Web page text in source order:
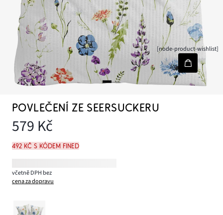
[node-product-wishlist]
POVLEČENÍ ZE SEERSUCKERU
579 Kč
492 Kč s kódem FINED
včetně DPH bez
cena za dopravu